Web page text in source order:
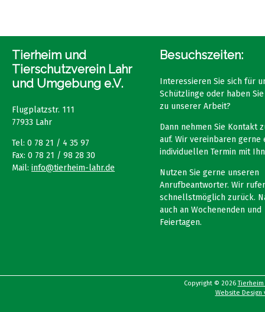
Tierheim und
Tierschutzverein Lahr
und Umgebung e.V.
Flugplatzstr. 111
77933 Lahr
Tel: 0 78 21 / 4 35 97
Fax: 0 78 21 / 98 28 30
Mail: info@tierheim-lahr.de
Besuchszeiten:
Interessieren Sie sich für
Schützlinge oder haben
zu unserer Arbeit?
Dann nehmen Sie Kontakt
auf. Wir vereinbaren gerne
individuellen Termin mit
Nutzen Sie gerne unseren
Anrufbeantworter. Wir
schnellstmöglich zurück.
auch an Wochenenden und
Feiertagen.
Copyright © 2026Tierheim
Website Design